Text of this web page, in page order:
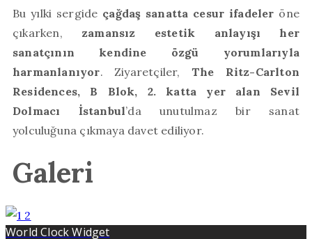
Bu yılki sergide çağdaş sanatta cesur ifadeler öne
çıkarken, zamansız estetik anlayışı her
sanatçının kendine özgü yorumlarıyla
harmanlanıyor. Ziyaretçiler, The Ritz-Carlton
Residences, B Blok, 2. katta yer alan Sevil
Dolmacı İstanbul’da unutulmaz bir sanat
yolculuğuna çıkmaya davet ediliyor.
Galeri
World Clock Widget